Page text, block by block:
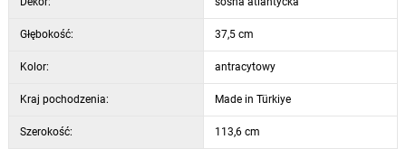
Głębokość: 37,5 cm
Kolor: antracytowy
Kraj pochodzenia: Made in Türkiye
Szerokość: 113,6 cm